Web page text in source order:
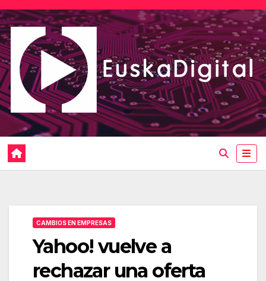
Saltar
al
contenido
CAMBIOS EN EMPRESAS
Yahoo! vuelve a
rechazar una oferta